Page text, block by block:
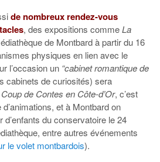
de nombreux rendez-vous
, des expositions commeLa
de Montbard à partir du 16
physiques en lien avec le
l’occasion un “cabinet romantique de
cabinets de curiosités) sera
Coup de Contes en Côte-d’Or, c’est
et à Montbard on
du conservatoire le 24
entre autres événements
le volet montbardois).